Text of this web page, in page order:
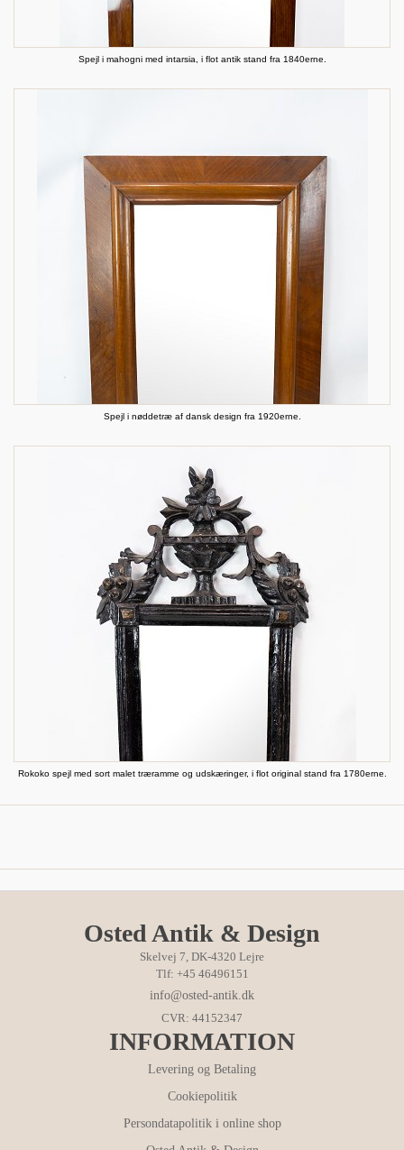
Spejl i mahogni med intarsia, i flot antik stand fra 1840erne.
Spejl i nøddetræ af dansk design fra 1920erne.
Rokoko spejl med sort malet træramme og udskæringer, i flot original stand fra 1780erne.
Osted Antik & Design
Skelvej 7, DK-4320 Lejre
Tlf: +45 46496151
info@osted-antik.dk
CVR: 44152347
INFORMATION
Levering og Betaling
Cookiepolitik
Persondatapolitik i online shop